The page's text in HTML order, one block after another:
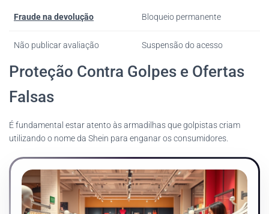
Fraude na devolução Bloqueio permanente
Não publicar avaliação Suspensão do acesso
Proteção Contra Golpes e Ofertas
Falsas
É fundamental estar atento às armadilhas que golpistas criam
utilizando o nome da Shein para enganar os consumidores.